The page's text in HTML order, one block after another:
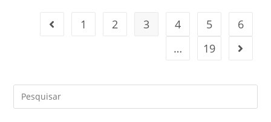
1 2 3 4 5
6
…
19